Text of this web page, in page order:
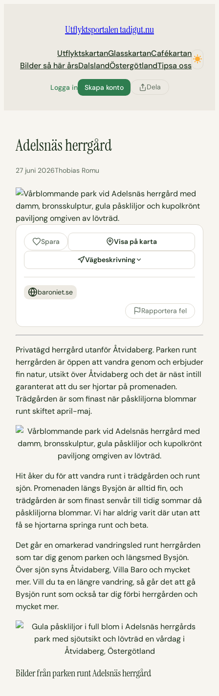
Utflyktsportalen tadigut.nu
UtflyktskartanGlasskartanCafékartan
Bilder så här årsDalslandÖstergötlandTipsa oss
Logga in Skapa konto Dela
Adelsnäs herrgård
27 juni 2026Thobias Romu
Spara Visa på karta
Vägbeskrivning
baroniet.se
Rapportera fel
Privatägd herrgård utanför Åtvidaberg. Parken runt
herrgården är öppen att vandra genom och erbjuder
fin natur, utsikt över Åtvidaberg och det är näst intill
garanterat att du ser hjortar på promenaden.
Trädgården är som finast när påskliljorna blommar
runt skiftet april-maj.
Hit åker du för att vandra runt i trädgården och runt
sjön. Promenaden längs Bysjön är alltid fin, och
trädgården är som finast senvår till tidig sommar då
påskliljorna blommar. Vi har aldrig varit där utan att
få se hjortarna springa runt och beta.
Det går en omarkerad vandringsled runt herrgården
som tar dig genom parken och längsmed Bysjön.
Över sjön syns Åtvidaberg, Villa Baro och mycket
mer. Vill du ta en längre vandring, så går det att gå
Bysjön runt som också tar dig förbi herrgården och
mycket mer.
Bilder från parken runt Adelsnäs herrgård